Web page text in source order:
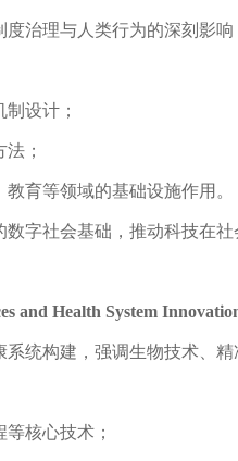
治理与人类行为的深刻影响
设计；
；
育等领域的基础设施作用。
字社会基础，推动科技在
and Health System
统构建，强调生物技术、精
核心技术；